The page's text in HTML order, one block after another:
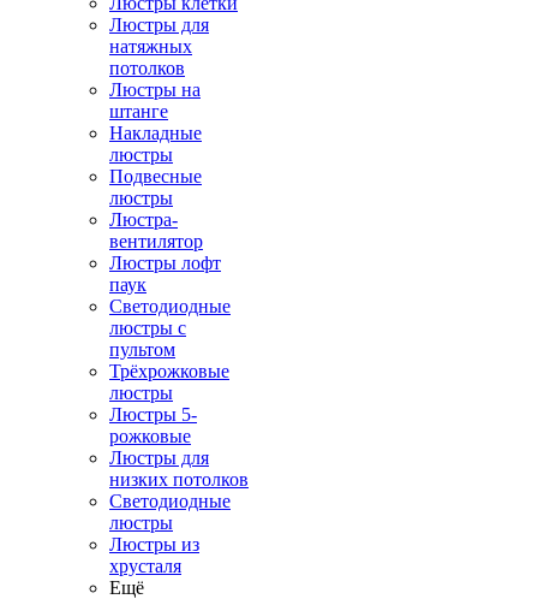
Люстры для
натяжных
потолков
Люстры на
штанге
Накладные
люстры
Подвесные
люстры
Люстра-
вентилятор
Люстры лофт
паук
Светодиодные
люстры с
пультом
Трёхрожковые
люстры
Люстры 5-
рожковые
Люстры для
низких потолков
Cветодиодные
люстры
Люстры из
хрусталя
Ещё